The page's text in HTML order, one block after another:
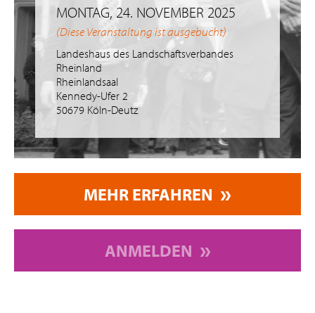
MONTAG, 24. NOVEMBER 2025
(Diese Veranstaltung ist ausgebucht)
Landeshaus des Landschaftsverbandes
Rheinland
Rheinlandsaal
Kennedy-Ufer 2
50679 Köln-Deutz
MEHR ERFAHREN
ANMELDEN